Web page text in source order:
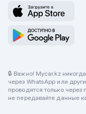
🔒 Важно! Mycar.kz
через WhatsApp или
проводятся только
не передавайте данные